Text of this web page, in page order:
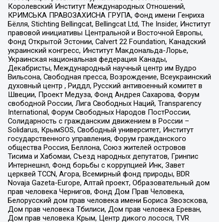
Королевский Институт Международных Отношений,
КРИМСЬКА ПРАВОЗАХИСНА ГРУПА, Фонд имени Генриха
Бёлля, Stichting Bellingcat, Bellingcat Ltd, The Insider, Институт
правовой инициативы Центральной и Восточной Европы,
Фонд Открытой Эстонии, Calvert 22 Foundation, Канадский
украинский конгресс, Институт Макдональда-Лорье,
Украинская национальная федерация Канады,
Декабристы, Международный научный центр им Вудро
Вильсона, Свободная пресса, Возрождение, Всеукраинский
духовный центр , Риддл, Русский антивоенный комитет в
Швеции, Проект Медуза, Фонд Андрея Сахарова, Форум
свободной России, Лига Свободных Наций, Transparеncy
International, Форум Свободных Народов ПостРоссии,
Солидарность с гражданским движением в России –
Solidarus, КрымSOS, Свободный университет, Институт
государственного управления, Форум гражданского
общества Россия, Беллона, Союз жителей островов
Тисима и Хабомаи, Съезд народных депутатов, Гринпис
Интернешнл, Фонд борьбы с коррупцией Инк, Завет
церквей TCCN, Агора, Всемирный фонд природы, BDR
Novaja Gazeta-Europe, Алтай проект, Образовательный дом
прав человека Чернигов, Фонд Дом Прав Человека,
Белорусский дом прав человека имени Бориса Звозскова,
Дом прав человека Тбилиси, Дом прав человека Ереван,
Дом прав человека Крым, Центр дикого лосося, TVR